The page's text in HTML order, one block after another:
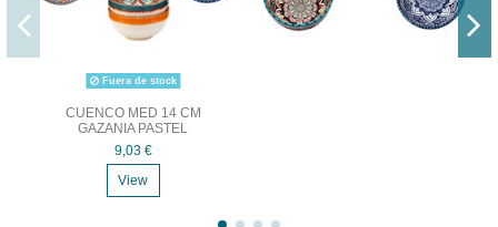
Fuera de stock
CUENCO MED 14 CM
GAZANIA PASTEL
9,03 €
View